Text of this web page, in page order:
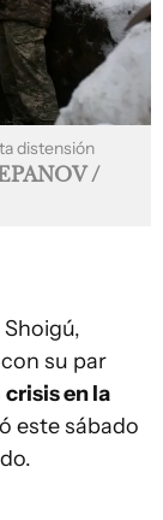
distensión
/
su par
crisis en la
este sábado